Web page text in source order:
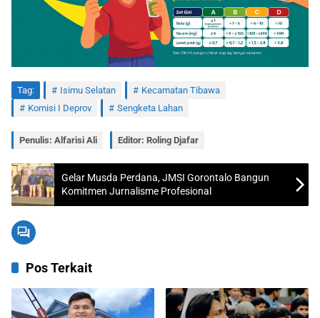
Tag: Isimu Selatan
Kecamatan Tibawa
Komisi I Deprov
Sengketa Lahan
Penulis: Alfarisi Ali Editor: Roling Djafar
Gelar Musda Perdana, JMSI Gorontalo Bangun
Komitmen Jurnalisme Profesional
Pos Terkait